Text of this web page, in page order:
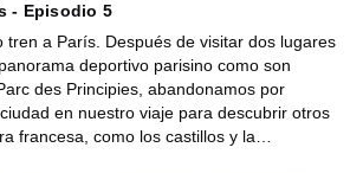
- Episodio 5
tren a París. Después de visitar dos lugares
deportivo parisino como son
des Principies, abandonamos por
en nuestro viaje para descubrir otros
francesa, como los castillos y la